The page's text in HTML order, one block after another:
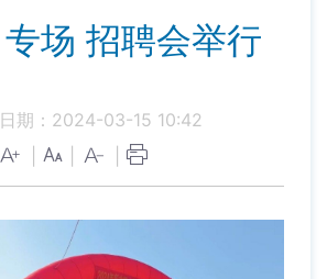
场 招聘会举行
日期：2024-03-15 10:42